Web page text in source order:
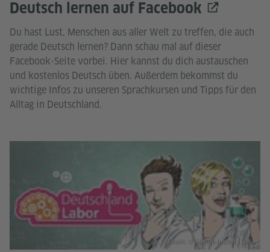
Deutsch lernen auf Facebook
Du hast Lust, Menschen aus aller Welt zu treffen, die auch
gerade Deutsch lernen? Dann schau mal auf dieser
Facebook-Seite vorbei. Hier kannst du dich austauschen
und kostenlos Deutsch üben. Außerdem bekommst du
wichtige Infos zu unseren Sprachkursen und Tipps für den
Alltag in Deutschland.
Grafik: © Goethe-Institut | DW